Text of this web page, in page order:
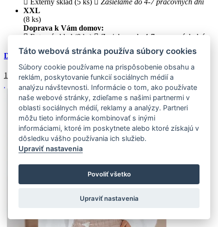
Externý sklad (5 ks)
Zasielame do 4-7 pracovných dní
XXL
(8 ks)
Doprava k Vám domov:
Externý sklad (8 ks)
Zasielame do 4-7 pracovných dní
Dámske šortky HOT VIBE zelené
19.39€
Táto webová stránka používa súbory cookies
Súbory cookie používame na prispôsobenie obsahu a
reklám, poskytovanie funkcií sociálnych médií a
analýzu návštevnosti. Informácie o tom, ako používate
naše webové stránky, zdieľame s našimi partnermi v
oblasti sociálnych médií, reklamy a analýzy. Partneri
môžu tieto informácie kombinovať s inými
informáciami, ktoré im poskytnete alebo ktoré získajú v
dôsledku vášho používania ich služieb.
Upraviť nastavenia
Povoliť všetko
Upraviť nastavenia